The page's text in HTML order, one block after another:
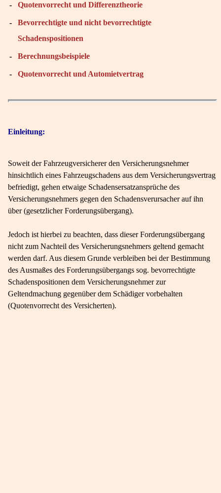
- Quotenvorrecht und Differenztheorie
-
Bevorrechtigte und nicht bevorrechtigte
Schadenspositionen
- Berechnungsbeispiele
- Quotenvorrecht und Automietvertrag
Einleitung:
Soweit der Fahrzeugversicherer den Versicherungsnehmer
hinsichtlich eines Fahrzeugschadens aus dem Versicherungsvertrag
befriedigt, gehen etwaige Schadensersatzansprüche des
Versicherungsnehmers gegen den Schadensverursacher auf ihn
über (gesetzlicher Forderungsübergang).
Jedoch ist hierbei zu beachten, dass dieser Forderungsübergang
nicht zum Nachteil des Versicherungsnehmers geltend gemacht
werden darf. Aus diesem Grunde verbleiben bei der Bestimmung
des Ausmaßes des Forderungsübergangs sog. bevorrechtigte
Schadenspositionen dem Versicherungsnehmer zur
Geltendmachung gegenüber dem Schädiger vorbehalten
(Quotenvorrecht des Versicherten).